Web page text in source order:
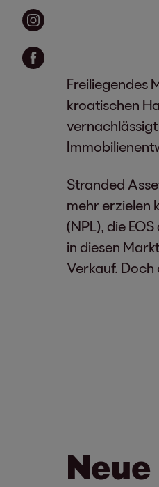
Freiliegendes
kroatischen
vernachlässigt
Stranded
mehr erzielen
(NPL), die
in diesen
Verkauf. Doch